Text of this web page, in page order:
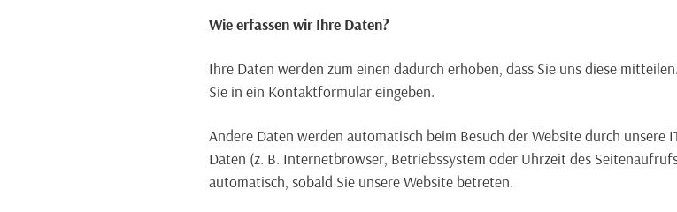
Wie erfassen wir Ihre Daten?
Ihre Daten werden zum einen dadurch erhoben, dass Sie uns diese
Sie in ein Kontaktformular eingeben.
Andere Daten werden automatisch beim Besuch der Website durch unsere
Daten (z. B. Internetbrowser, Betriebssystem oder Uhrzeit des
automatisch, sobald Sie unsere Website betreten.